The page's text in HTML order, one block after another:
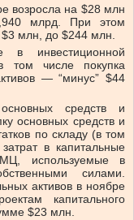
возросла на $28 млн
млрд. При этом
млн, до $244 млн.
в инвестиционной
том числе покупка
— “минус” $44
средств и
основных средств и
по складу (в том
в капитальные
используемые в
силами.
активов в ноябре
капитального
$23 млн.